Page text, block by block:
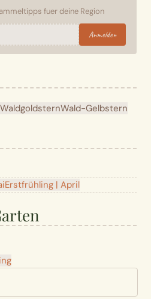
fuer deine Region
Anmelden
WaldgoldsternWald-Gelbstern
Erstfrühling | April